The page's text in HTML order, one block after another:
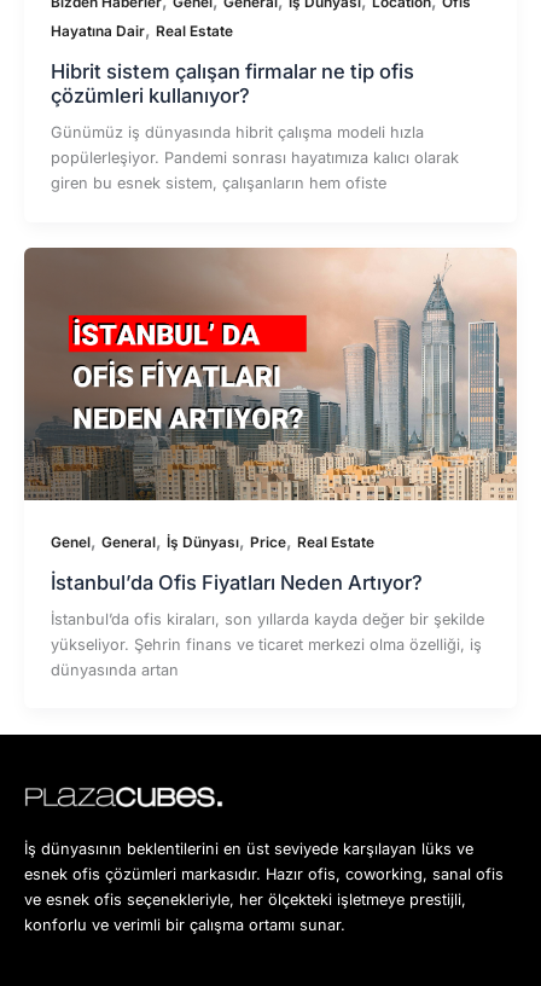
Hayatına Dair, Real Estate
Hibrit sistem çalışan firmalar ne tip ofis
çözümleri kullanıyor?
Günümüz iş dünyasında hibrit çalışma modeli hızla
popülerleşiyor. Pandemi sonrası hayatımıza kalıcı olarak
giren bu esnek sistem, çalışanların hem ofiste
Genel, General, İş Dünyası, Price, Real Estate
İstanbul’da Ofis Fiyatları Neden Artıyor?
İstanbul’da ofis kiraları, son yıllarda kayda değer bir şekilde
yükseliyor. Şehrin finans ve ticaret merkezi olma özelliği, iş
dünyasında artan
İş dünyasının beklentilerini en üst seviyede karşılayan lüks ve
esnek ofis çözümleri markasıdır. Hazır ofis, coworking, sanal ofis
ve esnek ofis seçenekleriyle, her ölçekteki işletmeye prestijli,
konforlu ve verimli bir çalışma ortamı sunar.